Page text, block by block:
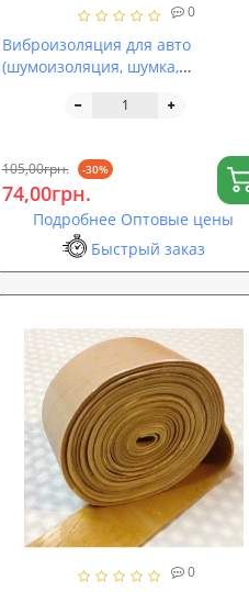
0
Виброизоляция для авто
(шумоизоляция, шумка,
автомобиля) SoundProOFF M1 (sp-
105,00грн. -30%
74,00грн.
Подробнее Оптовые цены
Быстрый заказ
0